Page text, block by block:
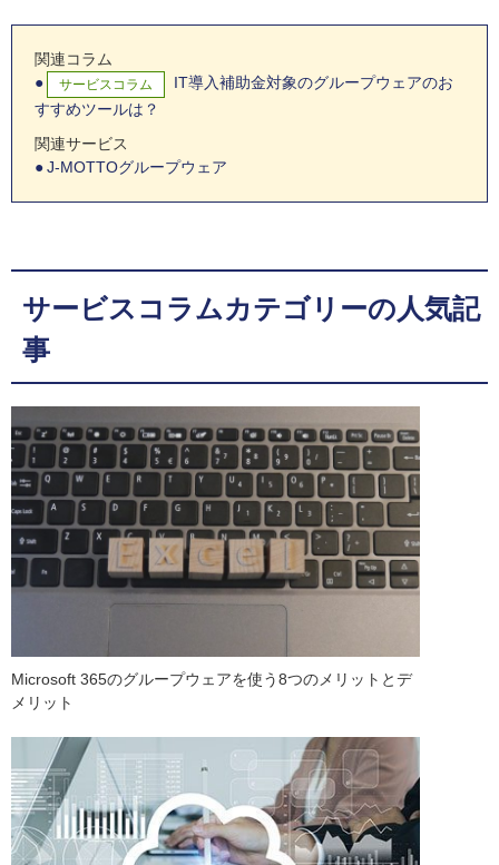
関連コラム
サービスコラム
IT導入補助金対象のグループウェアのお
すすめツールは？
関連サービス
J-MOTTOグループウェア
サービスコラムカテゴリーの人気記
事
Microsoft 365のグループウェアを使う8つのメリットとデ
メリット